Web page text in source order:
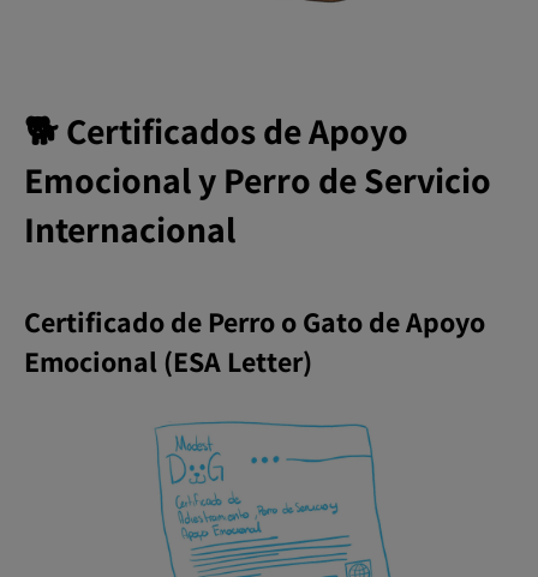
🐕 Certificados de Apoyo
Emocional y Perro de Servicio
Internacional
Certificado de Perro o Gato de Apoyo
Emocional (ESA Letter)